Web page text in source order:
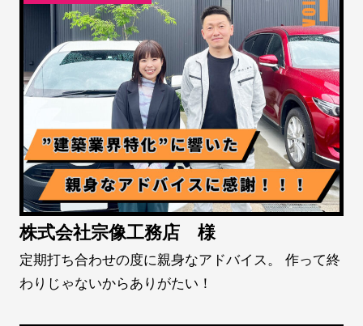
株式会社宗像工務店 様
定期打ち合わせの度に親身なアドバイス。 作って終
わりじゃないからありがたい！